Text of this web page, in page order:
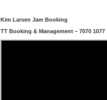
Kim Larsen Jam Booking
TT Booking & Management – 7070 1077